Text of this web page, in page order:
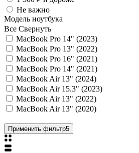
Не важно
Модель ноутбука
Все Свернуть
MacBook Pro 14" (2023)
MacBook Pro 13" (2022)
MacBook Pro 16" (2021)
MacBook Pro 14" (2021)
MacBook Air 13" (2024)
MacBook Air 15.3" (2023)
MacBook Air 13" (2022)
MacBook Air 13" (2020)
Применить фильтр5